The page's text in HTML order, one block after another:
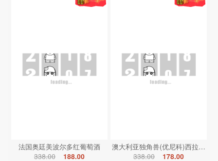
法国奥廷美波尔多红葡萄酒
338.00
188.00
澳大利亚独角兽(优尼科)西拉红葡
338.00
178.00